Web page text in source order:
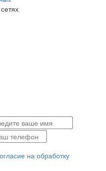
на обработку